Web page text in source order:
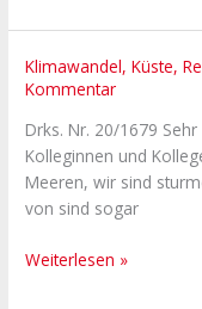
Laterne
Klimawandel,Küste,
Kommentar
Drks. Nr. 20/1679
Kolleginnen und
Meeren, wir sind
von sind sogar
Konsequenzen
aus
der
Sturmflut
an
ziehen!
Weiterlesen »